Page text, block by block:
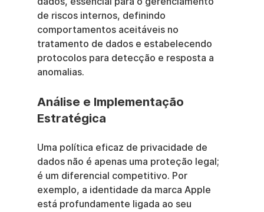
de riscos internos, definindo
comportamentos aceitáveis no
tratamento de dados e estabelecendo
protocolos para detecção e resposta a
anomalias.
Análise e Implementação
Estratégica
Uma política eficaz de privacidade de
dados não é apenas uma proteção legal;
é um diferencial competitivo. Por
exemplo, a identidade da marca Apple
está profundamente ligada ao seu